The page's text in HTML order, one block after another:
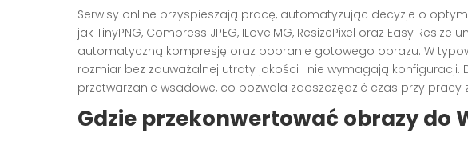
Serwisy online przyspieszają pracę, automatyzując decyzje o
jak TinyPNG, Compress JPEG, ILoveIMG, ResizePixel oraz Easy Resize
automatyczną kompresję oraz pobranie gotowego obrazu. W
rozmiar bez zauważalnej utraty jakości i nie wymagają konfiguracji.
przetwarzanie wsadowe, co pozwala zaoszczędzić czas przy
Gdzie przekonwertować obrazy do